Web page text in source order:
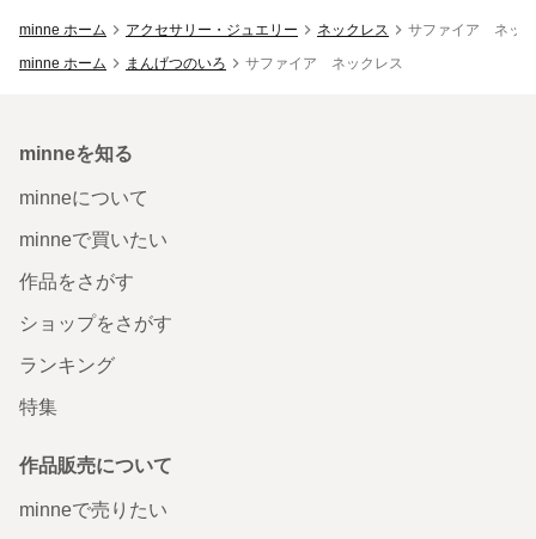
minne ホーム アクセサリー・ジュエリー ネックレス
サファイア ネッ
minne ホーム
まんげつのいろ サファイア ネックレス
minneを知る
minneについて
minneで買いたい
作品をさがす
ショップをさがす
ランキング
特集
作品販売について
minneで売りたい